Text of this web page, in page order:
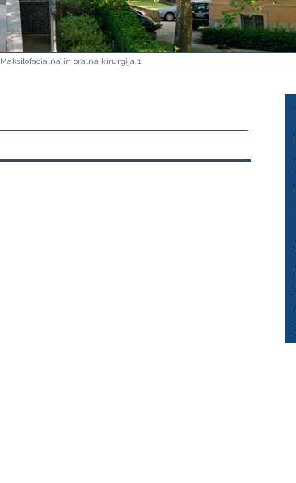
Maksilofacialna in oralna kirurgija 1